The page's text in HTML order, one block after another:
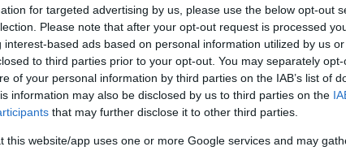
for targeted advertising by us, please use the below opt-out
Please note that after your opt-out request is processed
interest-based ads based on personal information utilized by us
to third parties prior to your opt-out. You may separately
of your personal information by third parties on the IAB’s list of
information may also be disclosed by us to third parties on the
that may further disclose it to other third parties.
this website/app uses one or more Google services and may
LÉGITÁRSASÁG A NAGY-